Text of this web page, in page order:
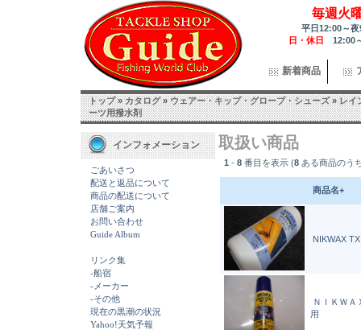
毎週火
平日12:00～
日・休日 12:00
新着商品
トップ»カタログ»ウェアー・キップ・グローブ・シューズ»レイ
ーツ用撥水剤
インフォメーション
ごあいさつ
配送と返品について
商品の配送について
店舗ご案内
お問い合わせ
Guide Album
リンク集
-船宿
-メーカー
-その他
現在の黒潮の状況
Yahoo!天気予報
取扱い商品
1 - 8 番目を表示 (8 ある商品のう
商品名+
NIKWAX
ＮＩＫＷ
用